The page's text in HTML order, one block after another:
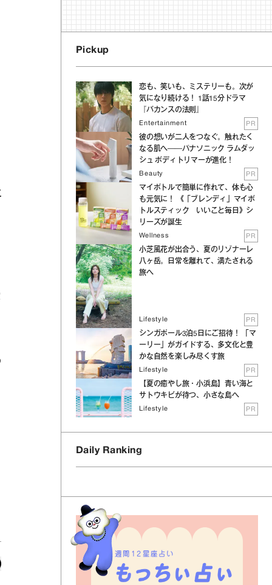
Pickup
恋も、笑いも、ミステリーも。次が
気になり続ける！ 1話15分ドラマ
『バカンスの法則』
Entertainment PR
彼の想いが二人をつなぐ。触れたく
なる肌へ──パナソニック ラムダッ
シュ ボディトリマーが進化！
Beauty PR
マイボトルで簡単に作れて、体も心
も元気に！ 《「ブレンディ」マイボ
トルスティック いいこと毎日》シ
リーズが誕生
Wellness PR
小芝風花が出合う、夏のリゾナーレ
八ヶ岳。日常を離れて、満たされる
旅へ
Lifestyle PR
シンガポール3泊5日にご招待！ 「マ
ーリー」がガイドする、多文化と豊
かな自然を楽しみ尽くす旅
Lifestyle PR
【夏の癒やし旅・小浜島】青い海と
サトウキビが待つ、小さな島へ
Lifestyle PR
Daily Ranking
週間12星座占い